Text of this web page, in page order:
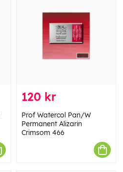
120 kr
Prof Watercol Pan/W
Permanent Alizarin
Crimsom 466